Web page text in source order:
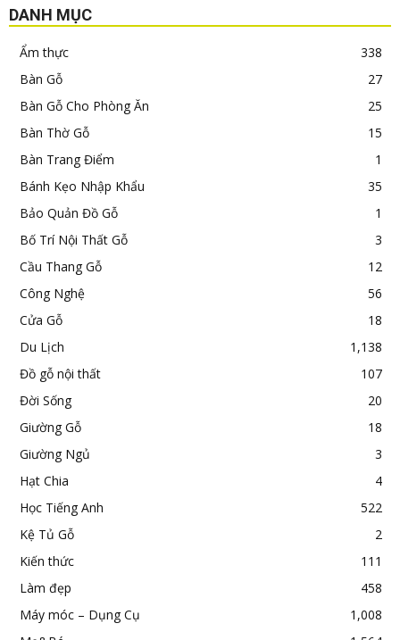
DANH MỤC
Ẩm thực
338
Bàn Gỗ
27
Bàn Gỗ Cho Phòng Ăn
25
Bàn Thờ Gỗ
15
Bàn Trang Điểm
1
Bánh Kẹo Nhập Khẩu
35
Bảo Quản Đồ Gỗ
1
Bố Trí Nội Thất Gỗ
3
Cầu Thang Gỗ
12
Công Nghệ
56
Cửa Gỗ
18
Du Lịch
1,138
Đồ gỗ nội thất
107
Đời Sống
20
Giường Gỗ
18
Giường Ngủ
3
Hạt Chia
4
Học Tiếng Anh
522
Kệ Tủ Gỗ
2
Kiến thức
111
Làm đẹp
458
Máy móc – Dụng Cụ
1,008